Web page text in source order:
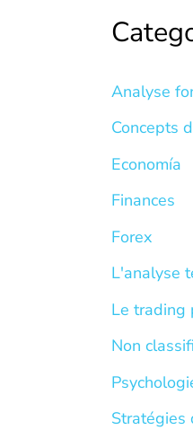
Analyse
Concepts
Economía
Finances
Forex
L'analyse
Le trading
Non
Stratégies